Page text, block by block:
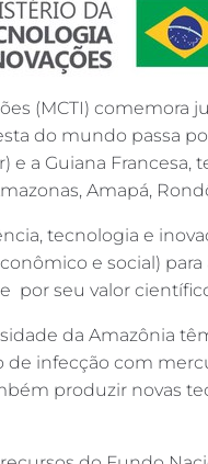
(MCTI) comemora
do mundo passa
e a Guiana
Amapá,
tecnologia e
e social)
por seu valor
da Amazônia
infecção com
produzir novas